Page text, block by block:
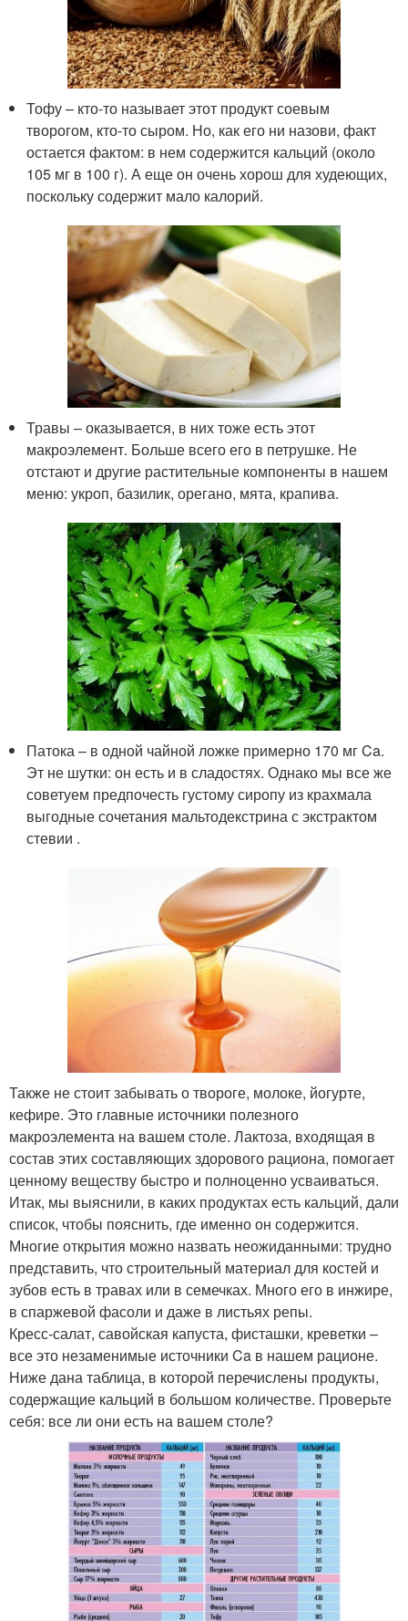
Тофу – кто-то называет этот продукт соевым
творогом, кто-то сыром. Но, как его ни назови, факт
остается фактом: в нем содержится кальций (около
105 мг в 100 г). А еще он очень хорош для худеющих,
поскольку содержит мало калорий.
Травы – оказывается, в них тоже есть этот
макроэлемент. Больше всего его в петрушке. Не
отстают и другие растительные компоненты в нашем
меню: укроп, базилик, орегано, мята, крапива.
Патока – в одной чайной ложке примерно 170 мг Ca.
Эт не шутки: он есть и в сладостях. Однако мы все же
советуем предпочесть густому сиропу из крахмала
выгодные сочетания мальтодекстрина с экстрактом
стевии .
Также не стоит забывать о твороге, молоке, йогурте,
кефире. Это главные источники полезного
макроэлемента на вашем столе. Лактоза, входящая в
состав этих составляющих здорового рациона, помогает
ценному веществу быстро и полноценно усваиваться.
Итак, мы выяснили, в каких продуктах есть кальций, дали
список, чтобы пояснить, где именно он содержится.
Многие открытия можно назвать неожиданными: трудно
представить, что строительный материал для костей и
зубов есть в травах или в семечках. Много его в инжире,
в спаржевой фасоли и даже в листьях репы.
Кресс-салат, савойская капуста, фисташки, креветки –
все это незаменимые источники Ca в нашем рационе.
Ниже дана таблица, в которой перечислены продукты,
содержащие кальций в большом количестве. Проверьте
себя: все ли они есть на вашем столе?